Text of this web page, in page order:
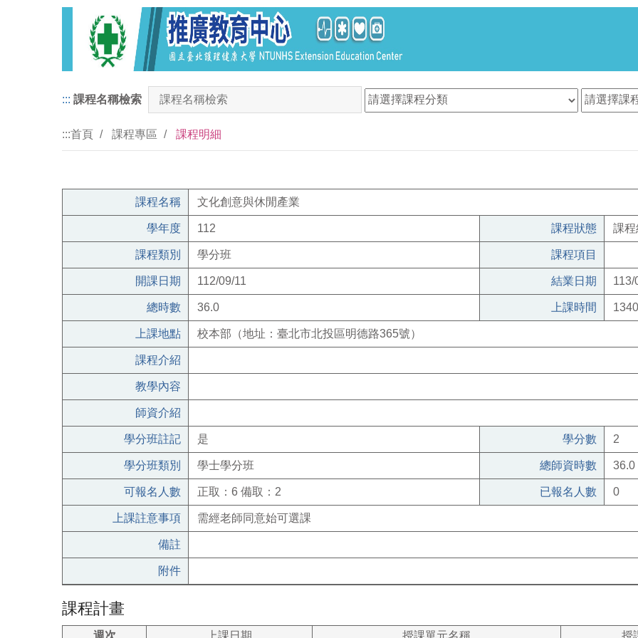
::: 課程名稱檢索
:::首頁 課程專區 課程明細
課程名稱 文化創意與休閒產業
學年度 112 課程狀態 課程
課程類別 學分班 課程項目
開課日期 112/09/11 結業日期 113/
總時數 36.0 上課時間
上課地點 校本部（地址：臺北市北投區明德路365號）
課程介紹
教學內容
師資介紹
學分班註記 是 學分數 2
學分班類別 學士學分班 總師資時數 36.0
可報名人數 正取：6 備取：2 已報名人數 0
上課註意事項 需經老師同意始可選課
備註
附件
課程計畫